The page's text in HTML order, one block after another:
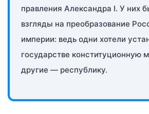
правления Александра I. У них
взгляды на преобразование
империи: ведь одни хотели
государстве конституционную
другие — республику.